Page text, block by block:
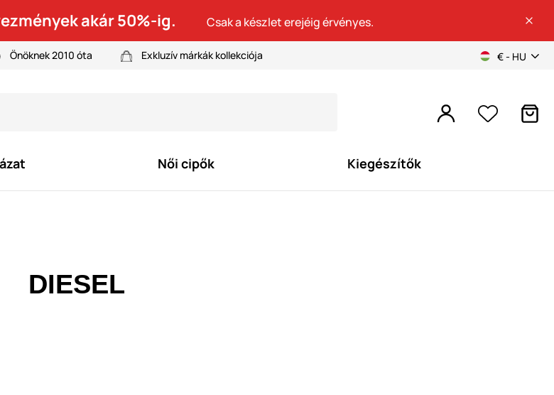
akár 50%-ig. Csak a készlet erejéig érvényes.
Önöknek 2010 óta Exkluzív márkák kollekciója € - HU
Női cipők Kiegészítők
DIESEL